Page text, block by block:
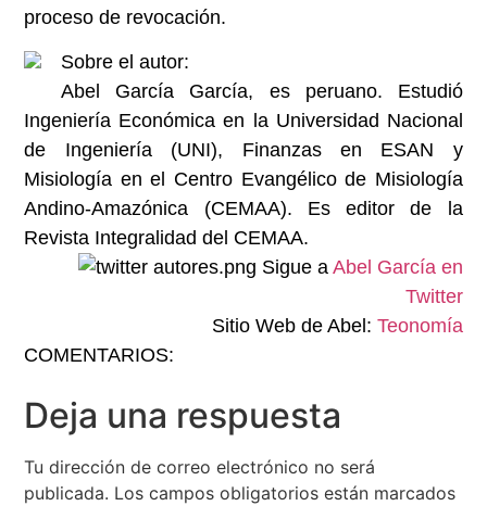
proceso de revocación.
Sobre el autor:
Abel García García, es peruano. Estudió
Ingeniería Económica en la Universidad Nacional
de Ingeniería (UNI), Finanzas en ESAN y
Misiología en el Centro Evangélico de Misiología
Andino-Amazónica (CEMAA). Es editor de la
Revista Integralidad del CEMAA.
Sigue a Abel García en
Twitter
Sitio Web de Abel: Teonomía
COMENTARIOS:
Deja una respuesta
Tu dirección de correo electrónico no será
publicada. Los campos obligatorios están marcados